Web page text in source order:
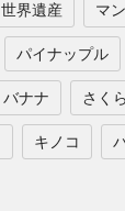
世界遺産 マ
パイナップル
バナナ さく
キノコ